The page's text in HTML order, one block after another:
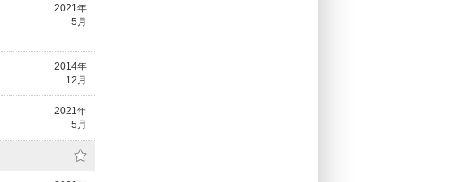
2021年
5月
2014年
12月
2021年
5月